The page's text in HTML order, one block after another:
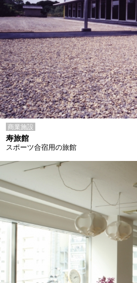
商業施設
寿旅館
スポーツ合宿用の旅館